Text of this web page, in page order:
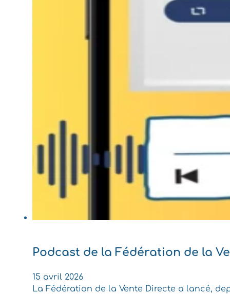
Podcast de la Fédération de la
15 avril 2026
La Fédération de la Vente Directe a lancé,